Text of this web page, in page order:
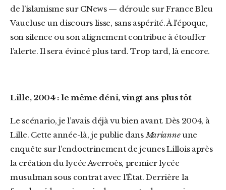
de l’islamisme sur CNews — déroule sur France Bleu
Vaucluse un discours lisse, sans aspérité. À l’époque,
son silence ou son alignement contribue à étouffer
l’alerte. Il sera évincé plus tard. Trop tard, là encore.
Lille, 2004 : le même déni, vingt ans plus tôt
Le scénario, je l’avais déjà vu bien avant. Dès 2004, à
Lille. Cette année-là, je publie dansMarianneune
enquête sur l’endoctrinement de jeunes Lillois après
la création du lycée Averroès, premier lycée
musulman sous contrat avec l’État. Derrière la